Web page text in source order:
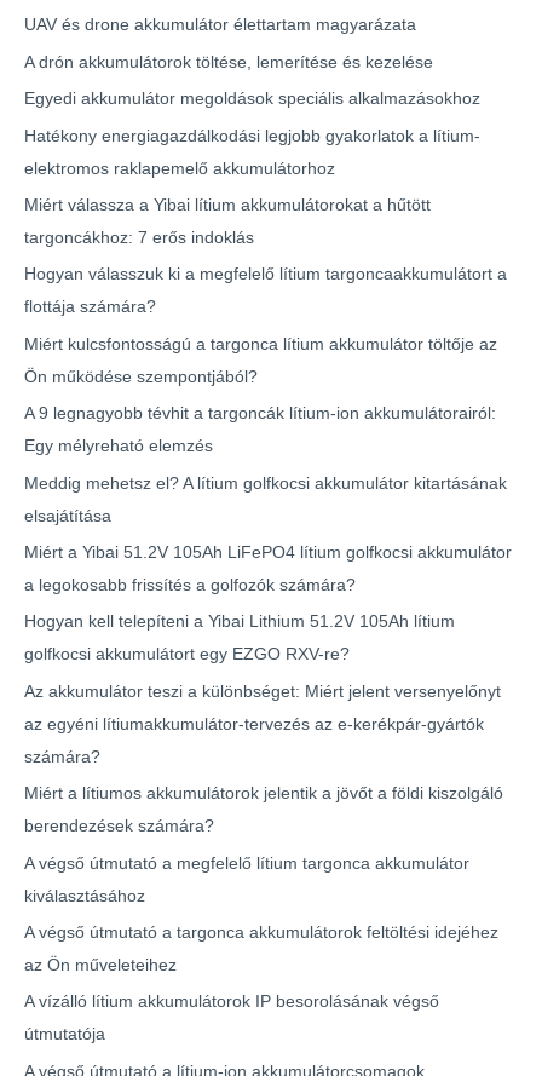
UAV és drone akkumulátor élettartam magyarázata
A drón akkumulátorok töltése, lemerítése és kezelése
Egyedi akkumulátor megoldások speciális alkalmazásokhoz
Hatékony energiagazdálkodási legjobb gyakorlatok a lítium-
elektromos raklapemelő akkumulátorhoz
Miért válassza a Yibai lítium akkumulátorokat a hűtött
targoncákhoz: 7 erős indoklás
Hogyan válasszuk ki a megfelelő lítium targoncaakkumulátort a
flottája számára?
Miért kulcsfontosságú a targonca lítium akkumulátor töltője az
Ön működése szempontjából?
A 9 legnagyobb tévhit a targoncák lítium-ion akkumulátorairól:
Egy mélyreható elemzés
Meddig mehetsz el? A lítium golfkocsi akkumulátor kitartásának
elsajátítása
Miért a Yibai 51.2V 105Ah LiFePO4 lítium golfkocsi akkumulátor
a legokosabb frissítés a golfozók számára?
Hogyan kell telepíteni a Yibai Lithium 51.2V 105Ah lítium
golfkocsi akkumulátort egy EZGO RXV-re?
Az akkumulátor teszi a különbséget: Miért jelent versenyelőnyt
az egyéni lítiumakkumulátor-tervezés az e-kerékpár-gyártók
számára?
Miért a lítiumos akkumulátorok jelentik a jövőt a földi kiszolgáló
berendezések számára?
A végső útmutató a megfelelő lítium targonca akkumulátor
kiválasztásához
A végső útmutató a targonca akkumulátorok feltöltési idejéhez
az Ön műveleteihez
A vízálló lítium akkumulátorok IP besorolásának végső
útmutatója
A végső útmutató a lítium-ion akkumulátorcsomagok